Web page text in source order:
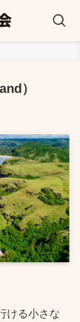
）
ける小さな